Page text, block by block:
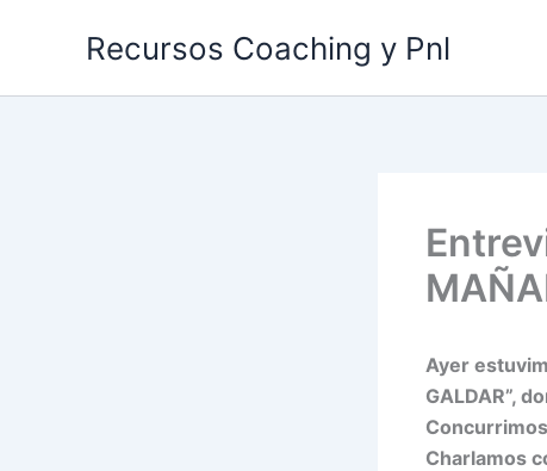
Recursos Coaching y Pnl
Ayer
GALDAR”,
Charlamos